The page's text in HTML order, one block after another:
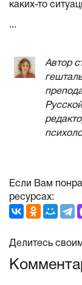
каких-то
...
Автор
Если Вам
ресурсах:
Делитесь